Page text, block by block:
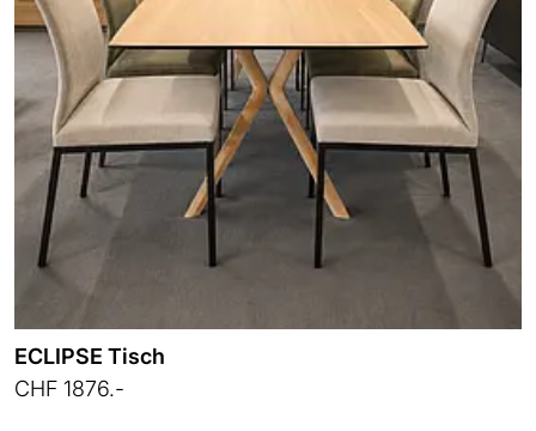
ECLIPSE Tisch
CHF 1876.-